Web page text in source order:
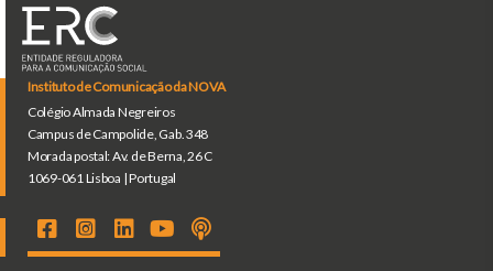
Instituto de Comunicação da NOVA
Colégio Almada Negreiros
Campus de Campolide, Gab. 348
Morada postal: Av. de Berna, 26 C
1069-061 Lisboa | Portugal